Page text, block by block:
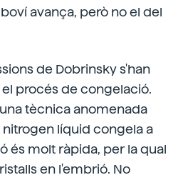
avança, però no el del
de Dobrinsky s'han
procés de congelació.
tècnica anomenada
líquid congela a
és molt ràpida, per la qual
en l'embrió. No